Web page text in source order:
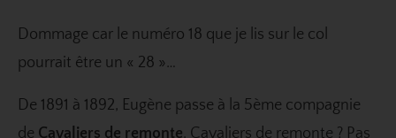
Dommage car le numéro 18 que je lis sur le col
pourrait être un « 28 »…
De 1891 à 1892, Eugène passe à la 5ème compagnie
de Cavaliers de remonte. Cavaliers de remonte ? Pas